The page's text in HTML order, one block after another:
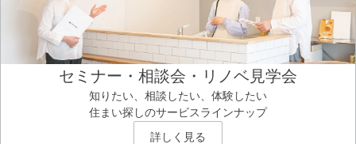
セミナー・相談会・リノベ見学会
知りたい、相談したい、体験したい
住まい探しのサービスラインナップ
詳しく見る